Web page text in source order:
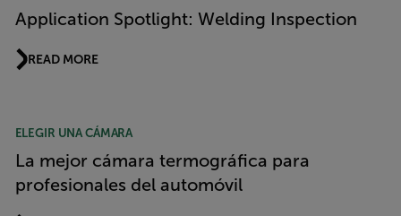
Application Spotlight: Welding Inspection
READ MORE
ELEGIR UNA CÁMARA
La mejor cámara termográfica para
profesionales del automóvil